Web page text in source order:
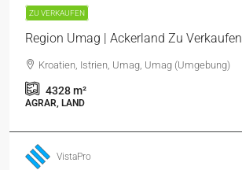
ZU VERKAUFEN
Region Umag | Ackerland Zu Verkaufen
Kroatien, Istrien, Umag, Umag (Umgebung)
4328m²
AGRAR, LAND
VistaPro